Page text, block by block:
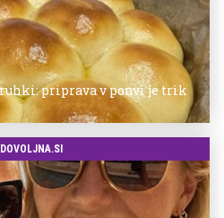
priprava v ponvi je trik